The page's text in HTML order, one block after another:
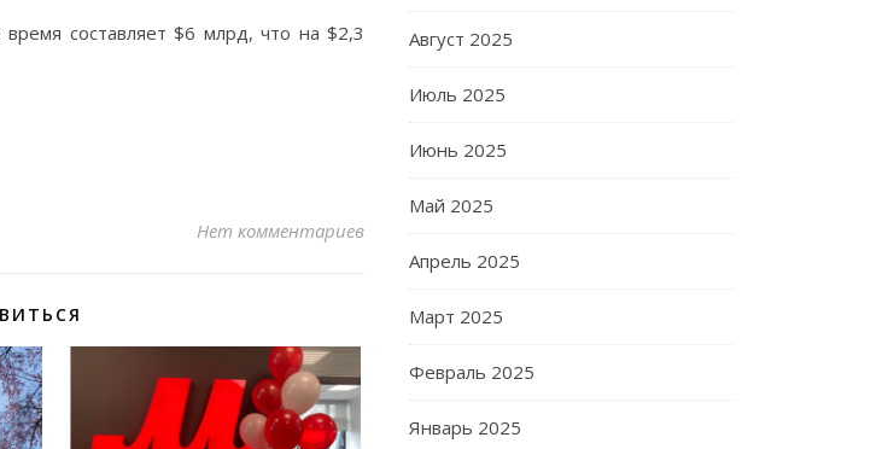
составляет $6 млрд, что на $2,3
Нет комментариев
Август 2025
Июль 2025
Июнь 2025
Май 2025
Апрель 2025
Март 2025
Февраль 2025
Январь 2025